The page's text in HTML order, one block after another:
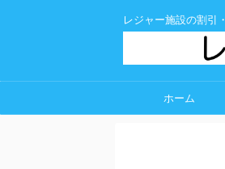
レジャー施設の割引
ホーム